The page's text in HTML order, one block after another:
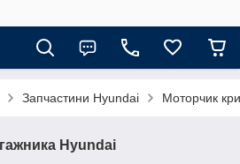
Запчастини Hyundai Моторчик
Hyundai